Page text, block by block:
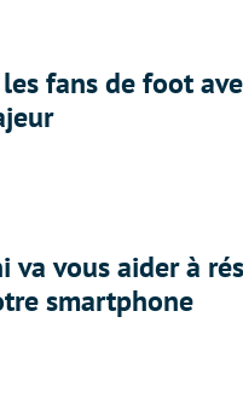
fans de foot
va vous aider à
smartphone